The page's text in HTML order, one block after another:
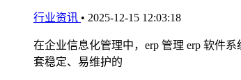
行业资讯 • 2025-12-15 12:03:18
在企业信息化管理中，erp 管理 erp 软件
套稳定、易维护的